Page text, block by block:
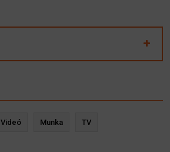
Videó Munka TV